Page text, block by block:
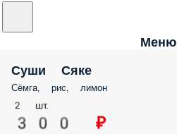
Меню
Суши Сяке
Сёмга, рис, лимон
2 шт.
300 ₽